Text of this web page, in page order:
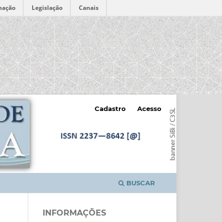
Legislação Canais
BUSCAR
Cadastro Acesso
INFORMAÇÕES